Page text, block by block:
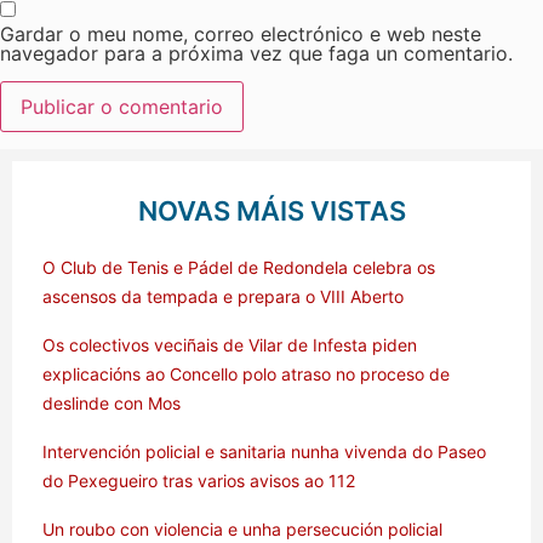
Gardar o meu nome, correo electrónico e web neste
navegador para a próxima vez que faga un comentario.
NOVAS MÁIS VISTAS
O Club de Tenis e Pádel de Redondela celebra os
ascensos da tempada e prepara o VIII Aberto
Os colectivos veciñais de Vilar de Infesta piden
explicacións ao Concello polo atraso no proceso de
deslinde con Mos
Intervención policial e sanitaria nunha vivenda do Paseo
do Pexegueiro tras varios avisos ao 112
Un roubo con violencia e unha persecución policial